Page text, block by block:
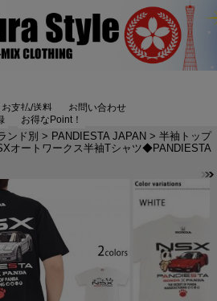
お支払/送料
お問い合わせ
お得なPoint！
ンド別 > PANDIESTA JAPAN > 半袖トップ
オートワークス半袖Tシャツ◆PANDIESTA